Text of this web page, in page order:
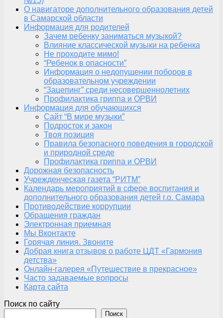
О навигаторе дополнительного образования детей
в Самарской области
Информация для родителей
Зачем ребенку заниматься музыкой?
Влияние классической музыки на ребенка
Не проходите мимо!
“Ребенок в опасности”
Информация о недопущении поборов в
образовательном учреждении
“Зацепинг” среди несовершеннолетних
Профилактика гриппа и ОРВИ
Информация для обучающихся
Сайт “В мире музыки”
Подросток и закон
Твоя позиция
Правила безопасного поведения в городской
и природной среде
Профилактика гриппа и ОРВИ
Дорожная безопасность
Учрежденческая газета “РИТМ”
Календарь мероприятий в сфере воспитания и
дополнительного образования детей г.о. Самара
Противодействие коррупции
Обращения граждан
Электронная приемная
Мы Вконтакте
Горячая линия. Звоните
Добрая книга отзывов о работе ЦДТ «Гармония
детства»
Онлайн-галерея «Путешествие в прекрасное»
Часто задаваемые вопросы
Карта сайта
Поиск по сайту
Поиск